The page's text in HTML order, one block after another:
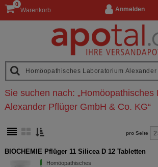
Anmelden
Warenkorb
0
Sie suchen nach: „Homöopathisches
Alexander Pflüger GmbH & Co. KG“
pro Seite
BIOCHEMIE Pflüger 11 Silicea D 12 Tabletten
Homöopathisches